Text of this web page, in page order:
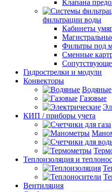
Клапана
фильтрации воды
Кабинеты
Фильтры под
Сменные
Гидрострелки и модули
Конвекторы
Водяные
Газовые
КИП / приборы учета
Теплоизоляция и
Вентиляция